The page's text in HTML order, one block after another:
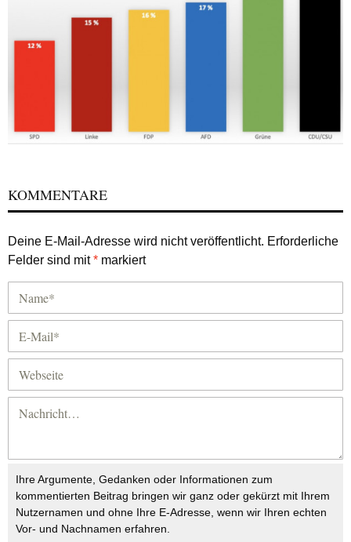
KOMMENTARE
Deine E-Mail-Adresse wird nicht veröffentlicht. Erforderliche
Felder sind mit* markiert
Ihre Argumente, Gedanken oder Informationen zum
kommentierten Beitrag bringen wir ganz oder gekürzt mit Ihrem
Nutzernamen und ohne Ihre E-Adresse, wenn wir Ihren echten
Vor- und Nachnamen erfahren.